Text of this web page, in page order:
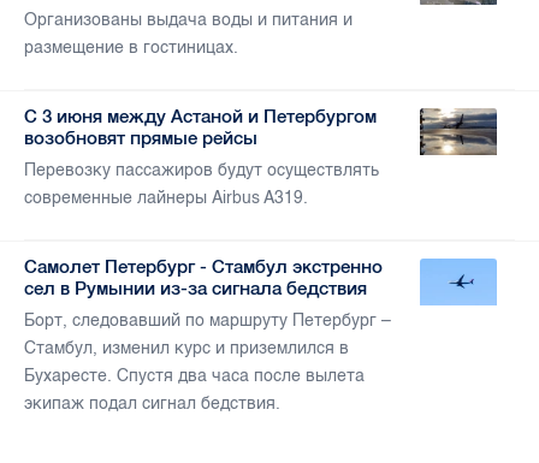
Организованы выдача воды и питания и
размещение в гостиницах.
C 3 июня между Астаной и Петербургом
возобновят прямые рейсы
Перевозку пассажиров будут осуществлять
современные лайнеры Airbus A319.
Самолет Петербург - Стамбул экстренно
сел в Румынии из-за сигнала бедствия
Борт, следовавший по маршруту Петербург –
Стамбул, изменил курс и приземлился в
Бухаресте. Спустя два часа после вылета
экипаж подал сигнал бедствия.